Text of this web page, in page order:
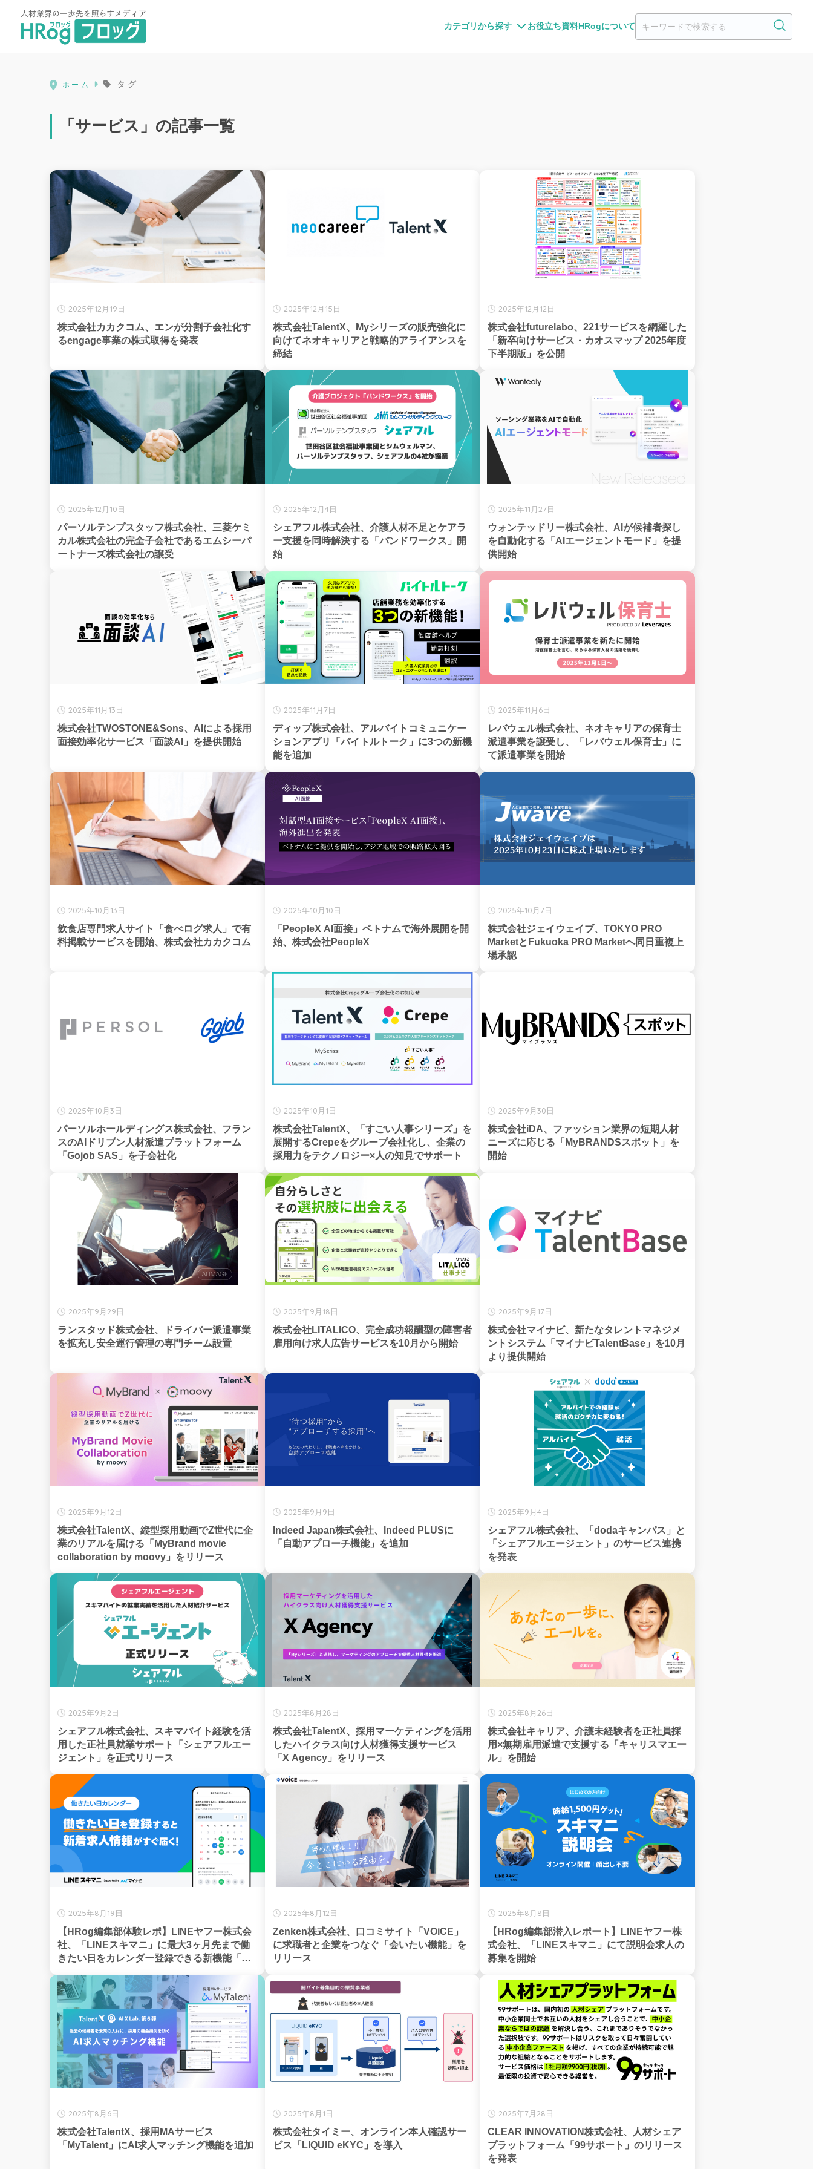
カテゴリから探す お役立ち資料HRogについて
HRog | 人材業界の一歩先を照らすメディア
ホーム タグ
「サービス」の記事一覧
2025年12月19日
株式会社カカクコム、エンが分割子会社化す
るengage事業の株式取得を発表
2025年12月15日
株式会社TalentX、Myシリーズの販売強化に
向けてネオキャリアと戦略的アライアンスを
締結
2025年12月12日
株式会社futurelabo、221サービスを網羅した
「新卒向けサービス・カオスマップ 2025年度
下半期版」を公開
2025年12月10日
パーソルテンプスタッフ株式会社、三菱ケミ
カル株式会社の完全子会社であるエムシーパ
ートナーズ株式会社の譲受
2025年12月4日
シェアフル株式会社、介護人材不足とケアラ
ー支援を同時解決する「バンドワークス」開
始
2025年11月27日
ウォンテッドリー株式会社、AIが候補者探し
を自動化する「AIエージェントモード」を提
供開始
2025年11月13日
株式会社TWOSTONE&Sons、AIによる採用
面接効率化サービス「面談AI」を提供開始
2025年11月7日
ディップ株式会社、アルバイトコミュニケー
ションアプリ「バイトルトーク」に3つの新機
能を追加
2025年11月6日
レバウェル株式会社、ネオキャリアの保育士
派遣事業を譲受し、「レバウェル保育士」に
て派遣事業を開始
2025年10月13日
飲食店専門求人サイト「食べログ求人」で有
料掲載サービスを開始、株式会社カカクコム
2025年10月10日
「PeopleX AI面接」ベトナムで海外展開を開
始、株式会社PeopleX
2025年10月7日
株式会社ジェイウェイブ、TOKYO PRO
MarketとFukuoka PRO Marketへ同日重複上
場承認
2025年10月3日
パーソルホールディングス株式会社、フラン
スのAIドリブン人材派遣プラットフォーム
「Gojob SAS」を子会社化
2025年10月1日
株式会社TalentX、「すごい人事シリーズ」を
展開するCrepeをグループ会社化し、企業の
採用力をテクノロジー×人の知見でサポート
2025年9月30日
株式会社iDA、ファッション業界の短期人材
ニーズに応じる「MyBRANDSスポット」を
開始
2025年9月29日
ランスタッド株式会社、ドライバー派遣事業
を拡充し安全運行管理の専門チーム設置
2025年9月18日
株式会社LITALICO、完全成功報酬型の障害者
雇用向け求人広告サービスを10月から開始
2025年9月17日
株式会社マイナビ、新たなタレントマネジメ
ントシステム「マイナビTalentBase」を10月
より提供開始
2025年9月12日
株式会社TalentX、縦型採用動画でZ世代に企
業のリアルを届ける「MyBrand movie
collaboration by moovy」をリリース
2025年9月9日
Indeed Japan株式会社、Indeed PLUSに
「自動アプローチ機能」を追加
2025年9月4日
シェアフル株式会社、「dodaキャンパス」と
「シェアフルエージェント」のサービス連携
を発表
2025年9月2日
シェアフル株式会社、スキマバイト経験を活
用した正社員就業サポート「シェアフルエー
ジェント」を正式リリース
2025年8月28日
株式会社TalentX、採用マーケティングを活用
したハイクラス向け人材獲得支援サービス
「X Agency」をリリース
2025年8月26日
株式会社キャリア、介護未経験者を正社員採
用×無期雇用派遣で支援する「キャリスマエー
ル」を開始
2025年8月19日
【HRog編集部体験レポ】LINEヤフー株式会
社、「LINEスキマニ」に最⼤3ヶ月先まで働
きたい⽇をカレンダー登録できる新機能「働
2025年8月12日
Zenken株式会社、口コミサイト「VOiCE」
に求職者と企業をつなぐ「会いたい機能」を
リリース
2025年8月8日
【HRog編集部潜入レポート】LINEヤフー株
式会社、「LINEスキマニ」にて説明会求人の
募集を開始
2025年8月6日
株式会社TalentX、採用MAサービス
「MyTalent」にAI求人マッチング機能を追加
2025年8月1日
株式会社タイミー、オンライン本人確認サー
ビス「LIQUID eKYC」を導入
2025年7月28日
CLEAR INNOVATION株式会社、人材シェア
プラットフォーム「99サポート」のリリース
を発表